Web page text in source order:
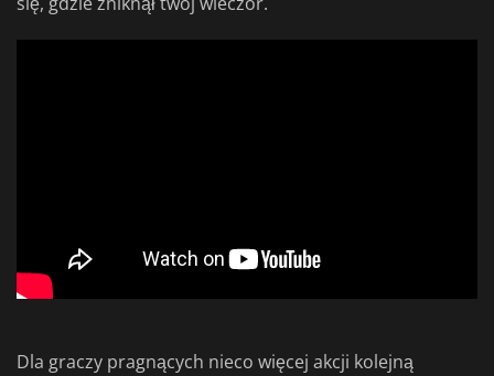
Dla graczy pragnących nieco więcej akcji kolejną